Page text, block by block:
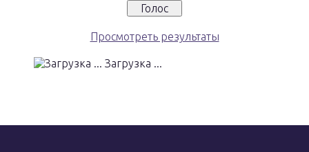
Просмотреть результаты
Загрузка ...